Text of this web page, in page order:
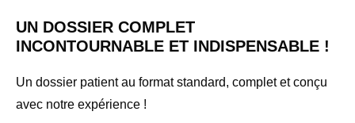
UN DOSSIER COMPLET
INCONTOURNABLE ET INDISPENSABLE !
Un dossier patient au format standard, complet et conçu
avec notre expérience !